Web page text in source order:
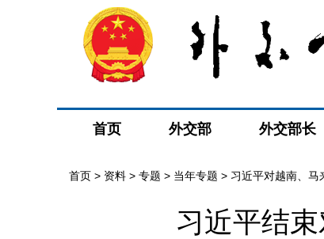
首页 外交部 外交部长
首页 > 资料 > 专题 > 当年专题 > 习近平对越南、马
习近平结